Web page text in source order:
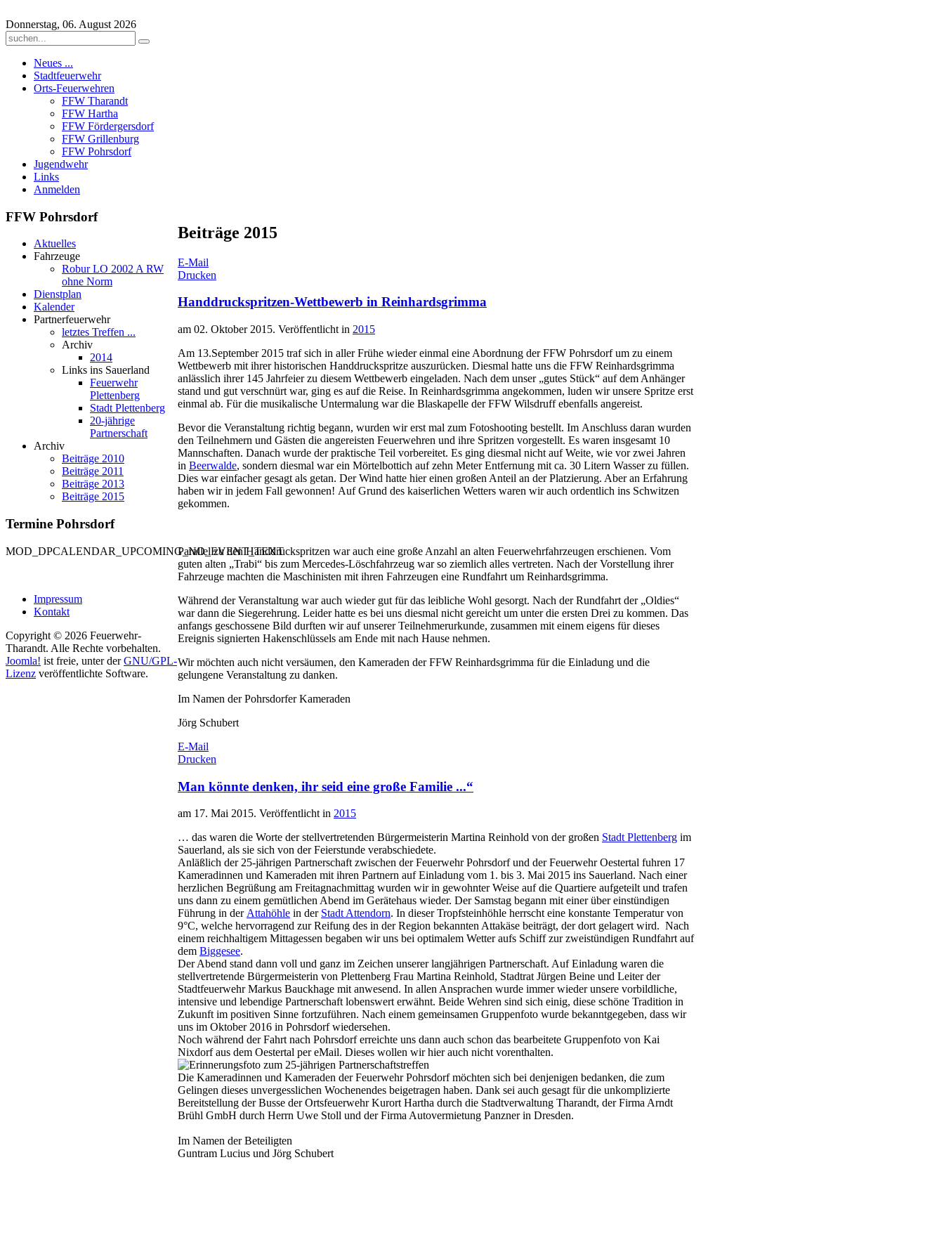
Donnerstag, 06. August 2026
Neues ...
Stadtfeuerwehr
Orts-Feuerwehren
FFW Tharandt
FFW Hartha
FFW Fördergersdorf
FFW Grillenburg
FFW Pohrsdorf
Jugendwehr
Links
Anmelden
Beiträge 2015
E-Mail
Drucken
Handdruckspritzen-Wettbewerb in Reinhardsgrimma
am 02. Oktober 2015. Veröffentlicht in 2015
Am 13.September 2015 traf sich in aller Frühe wieder einmal eine Abordnung der FFW Pohrsdorf um zu einem
Wettbewerb mit ihrer historischen Handdruckspritze auszurücken. Diesmal hatte uns die FFW Reinhardsgrimma
anlässlich ihrer 145 Jahrfeier zu diesem Wettbewerb eingeladen. Nach dem unser „gutes Stück“ auf dem Anhänger
stand und gut verschnürt war, ging es auf die Reise. In Reinhardsgrimma angekommen, luden wir unsere Spritze erst
einmal ab. Für die musikalische Untermalung war die Blaskapelle der FFW Wilsdruff ebenfalls angereist.
Bevor die Veranstaltung richtig begann, wurden wir erst mal zum Fotoshooting bestellt. Im Anschluss daran wurden
den Teilnehmern und Gästen die angereisten Feuerwehren und ihre Spritzen vorgestellt. Es waren insgesamt 10
Mannschaften. Danach wurde der praktische Teil vorbereitet. Es ging diesmal nicht auf Weite, wie vor zwei Jahren
in Beerwalde, sondern diesmal war ein Mörtelbottich auf zehn Meter Entfernung mit ca. 30 Litern Wasser zu füllen.
Dies war einfacher gesagt als getan. Der Wind hatte hier einen großen Anteil an der Platzierung. Aber an Erfahrung
haben wir in jedem Fall gewonnen! Auf Grund des kaiserlichen Wetters waren wir auch ordentlich ins Schwitzen
gekommen.
Parallel zu den Handdruckspritzen war auch eine große Anzahl an alten Feuerwehrfahrzeugen erschienen. Vom
guten alten „Trabi“ bis zum Mercedes-Löschfahrzeug war so ziemlich alles vertreten. Nach der Vorstellung ihrer
Fahrzeuge machten die Maschinisten mit ihren Fahrzeugen eine Rundfahrt um Reinhardsgrimma.
Während der Veranstaltung war auch wieder gut für das leibliche Wohl gesorgt. Nach der Rundfahrt der „Oldies“
war dann die Siegerehrung. Leider hatte es bei uns diesmal nicht gereicht um unter die ersten Drei zu kommen. Das
anfangs geschossene Bild durften wir auf unserer Teilnehmerurkunde, zusammen mit einem eigens für dieses
Ereignis signierten Hakenschlüssels am Ende mit nach Hause nehmen.
Wir möchten auch nicht versäumen, den Kameraden der FFW Reinhardsgrimma für die Einladung und die
gelungene Veranstaltung zu danken.
Im Namen der Pohrsdorfer Kameraden
Jörg Schubert
E-Mail
Drucken
Man könnte denken, ihr seid eine große Familie ...“
am 17. Mai 2015. Veröffentlicht in 2015
… das waren die Worte der stellvertretenden Bürgermeisterin Martina Reinhold von der großen Stadt Plettenberg im
Sauerland, als sie sich von der Feierstunde verabschiedete.
Anläßlich der 25-jährigen Partnerschaft zwischen der Feuerwehr Pohrsdorf und der Feuerwehr Oestertal fuhren 17
Kameradinnen und Kameraden mit ihren Partnern auf Einladung vom 1. bis 3. Mai 2015 ins Sauerland. Nach einer
herzlichen Begrüßung am Freitagnachmittag wurden wir in gewohnter Weise auf die Quartiere aufgeteilt und trafen
uns dann zu einem gemütlichen Abend im Gerätehaus wieder. Der Samstag begann mit einer über einstündigen
Führung in derAttahöhle in der Stadt Attendorn. In dieser Tropfsteinhöhle herrscht eine konstante Temperatur von
9°C, welche hervorragend zur Reifung des in der Region bekannten Attakäse beiträgt, der dort gelagert wird. Nach
einem reichhaltigem Mittagessen begaben wir uns bei optimalem Wetter aufs Schiff zur zweistündigen Rundfahrt auf
dem Biggesee.
Der Abend stand dann voll und ganz im Zeichen unserer langjährigen Partnerschaft. Auf Einladung waren die
stellvertretende Bürgermeisterin von Plettenberg Frau Martina Reinhold, Stadtrat Jürgen Beine und Leiter der
Stadtfeuerwehr Markus Bauckhage mit anwesend. In allen Ansprachen wurde immer wieder unsere vorbildliche,
intensive und lebendige Partnerschaft lobenswert erwähnt. Beide Wehren sind sich einig, diese schöne Tradition in
Zukunft im positiven Sinne fortzuführen. Nach einem gemeinsamen Gruppenfoto wurde bekanntgegeben, dass wir
uns im Oktober 2016 in Pohrsdorf wiedersehen.
Noch während der Fahrt nach Pohrsdorf erreichte uns dann auch schon das bearbeitete Gruppenfoto von Kai
Nixdorf aus dem Oestertal per eMail. Dieses wollen wir hier auch nicht vorenthalten.
Die Kameradinnen und Kameraden der Feuerwehr Pohrsdorf möchten sich bei denjenigen bedanken, die zum
Gelingen dieses unvergesslichen Wochenendes beigetragen haben. Dank sei auch gesagt für die unkomplizierte
Bereitstellung der Busse der Ortsfeuerwehr Kurort Hartha durch die Stadtverwaltung Tharandt, der Firma Arndt
Brühl GmbH durch Herrn Uwe Stoll und der Firma Autovermietung Panzner in Dresden.
Im Namen der Beteiligten
Guntram Lucius und Jörg Schubert
FFW Pohrsdorf
Aktuelles
Fahrzeuge
Robur LO 2002 A RW
ohne Norm
Dienstplan
Kalender
Partnerfeuerwehr
letztes Treffen ...
Archiv
2014
Links ins Sauerland
Feuerwehr
Plettenberg
Stadt Plettenberg
20-jährige
Partnerschaft
Archiv
Beiträge 2010
Beiträge 2011
Beiträge 2013
Beiträge 2015
Termine Pohrsdorf
MOD_DPCALENDAR_UPCOMING_NO_EVENT_TEXT
Impressum
Kontakt
Copyright © 2026 Feuerwehr-
Tharandt. Alle Rechte vorbehalten.
Joomla! ist freie, unter derGNU/GPL-
Lizenz veröffentlichte Software.